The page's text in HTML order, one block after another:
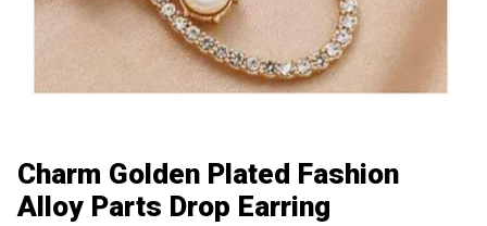
Charm Golden Plated Fashion
Alloy Parts Drop Earring